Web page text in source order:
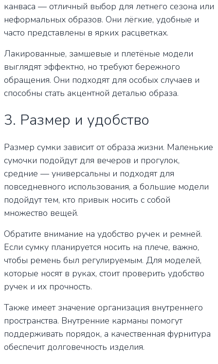
канваса — отличный выбор для летнего сезона или
неформальных образов. Они лёгкие, удобные и
часто представлены в ярких расцветках.
Лакированные, замшевые и плетёные модели
выглядят эффектно, но требуют бережного
обращения. Они подходят для особых случаев и
способны стать акцентной деталью образа.
3. Размер и удобство
Размер сумки зависит от образа жизни. Маленькие
сумочки подойдут для вечеров и прогулок,
средние — универсальны и подходят для
повседневного использования, а большие модели
подойдут тем, кто привык носить с собой
множество вещей.
Обратите внимание на удобство ручек и ремней.
Если сумку планируется носить на плече, важно,
чтобы ремень был регулируемым. Для моделей,
которые носят в руках, стоит проверить удобство
ручек и их прочность.
Также имеет значение организация внутреннего
пространства. Внутренние карманы помогут
поддерживать порядок, а качественная фурнитура
обеспечит долговечность изделия.